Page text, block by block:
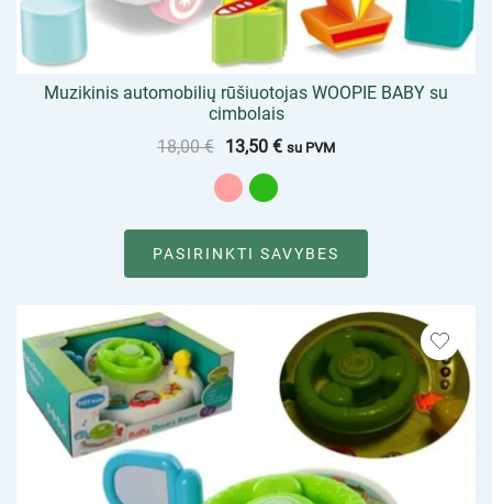
Muzikinis automobilių rūšiuotojas WOOPIE BABY su
cimbolais
18,00€ 13,50 € su PVM
PASIRINKTI SAVYBES